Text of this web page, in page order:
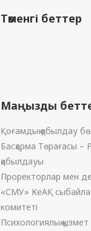
Төменгі беттер
Маңызды
Қоғамдық қабылдау
Басқарма Төрағасы
қабылдауы
Проректорлар мен
«СМУ» КеАҚ сыбайлас
комитеті
Психологиялық қызмет